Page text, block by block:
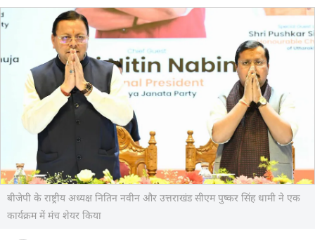
बीजेपी के राष्ट्रीय अध्यक्ष नितिन नवीन और उत्तराखंड सीएम पुष्कर सिंह धामी ने एक
कार्यक्रम में मंच शेयर किया